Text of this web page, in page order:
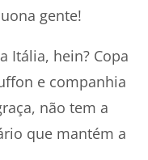
gente!
Itália, hein? Copa
e companhia
não tem a
que mantém a